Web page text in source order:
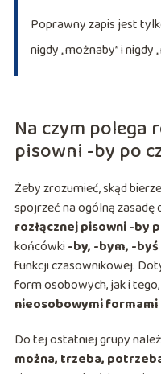
Poprawny zapis jest
nigdy „możnaby” i nigdy
Na czym polega
pisowni -by po
Żeby zrozumieć, skąd
spojrzeć na ogólną zasadę
rozłącznej pisowni -by
końcówki -by, -bym, -byś
funkcji czasownikowej.
form osobowych, jak i
nieosobowymi formami
Do tej ostatniej grupy
można, trzeba,